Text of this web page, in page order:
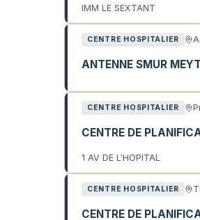
IMM LE SEXTANT
CENTRE HOSPITALIER
ANTENNE SMUR
CENTRE HOSPITALIER
CENTRE DE
1 AV DE L'HOPITAL
CENTRE HOSPITALIER
CENTRE DE